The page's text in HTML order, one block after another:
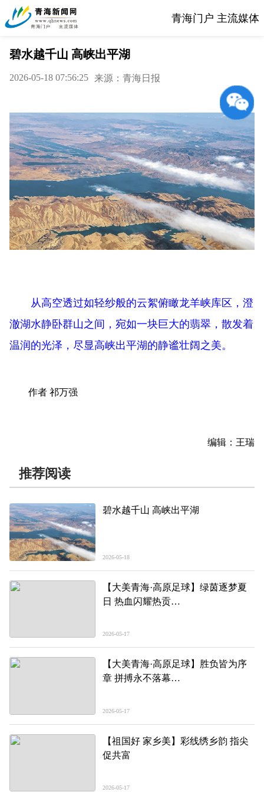
青海门户 主流媒体
碧水越千山 高峡出平湖
2026-05-18 07:56:25 来源：青海日报
从高空透过如轻纱般的云絮俯瞰龙羊峡库区，澄
澈湖水静卧群山之间，宛如一块巨大的翡翠，散发着
温润的光泽，尽显高峡出平湖的静谧壮阔之美。
作者 祁万强
编辑：王瑞
推荐阅读
碧水越千山 高峡出平湖
2026-05-18
【大美青海·高原足球】绿茵逐梦夏
日 热血闪耀热贡
场见闻
2026-05-17
【大美青海·高原足球】胜负皆为序
章 拼搏永不落幕
场见闻
2026-05-17
【祖国好 家乡美】彩线绣乡韵 指尖
促共富
2026-05-17